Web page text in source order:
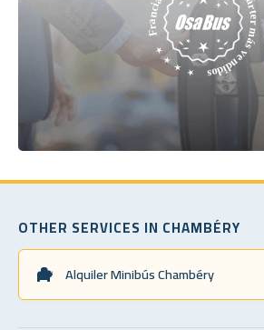
OTHER SERVICES IN CHAMBÉRY
Alquiler Minibús Chambéry